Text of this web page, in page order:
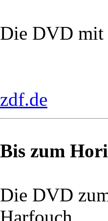
Die DVD mit
zdf.de
Bis zum
Die DVD
Harfouch